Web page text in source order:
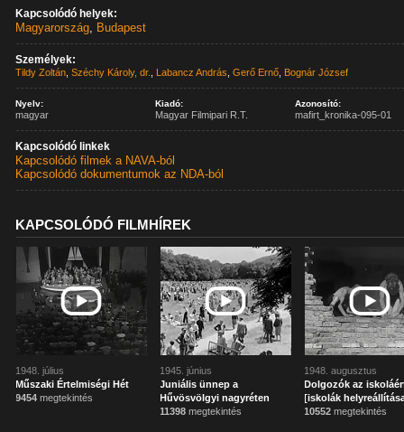
Kapcsolódó helyek:
Magyarország, Budapest
Személyek:
Tildy Zoltán ,Széchy Károly, dr. Labancz András ,Gerő Ernő Bognár József
Nyelv:
magyar
Kiadó:
Magyar Filmipari R.T.
Azonosító:
mafirt_kronika-095-01
Kapcsolódó linkek
Kapcsolódó filmek a NAVA-ból
Kapcsolódó dokumentumok az NDA-ból
KAPCSOLÓDÓ FILMHÍREK
1948. július
Műszaki Értelmiségi Hét
9454 megtekintés
1945. június
Juniális ünnep a
Hűvösvölgyi nagyréten
11398 megtekintés
1948. augusztus
Dolgozók az
[iskolák
10552 megtekintés